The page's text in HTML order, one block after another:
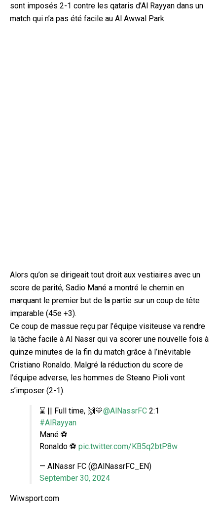
sont imposés 2-1 contre les qataris d’Al Rayyan dans un
match qui n’a pas été facile au Al Awwal Park.
Alors qu’on se dirigeait tout droit aux vestiaires avec un
score de parité, Sadio Mané a montré le chemin en
marquant le premier but de la partie sur un coup de tête
imparable (45e +3).
Ce coup de massue reçu par l’équipe visiteuse va rendre
la tâche facile à Al Nassr qui va scorer une nouvelle fois à
quinze minutes de la fin du match grâce à l’inévitable
Cristiano Ronaldo. Malgré la réduction du score de
l’équipe adverse, les hommes de Steano Pioli vont
s’imposer (2-1).
⌛️ || Full time, 🙌💛@AlNassrFC 2:1
#AlRayyan
Mané ⚽️
Ronaldo ⚽️ pic.twitter.com/KB5q2btP8w
— AlNassr FC (@AlNassrFC_EN)
September 30, 2024
Wiwsport.com